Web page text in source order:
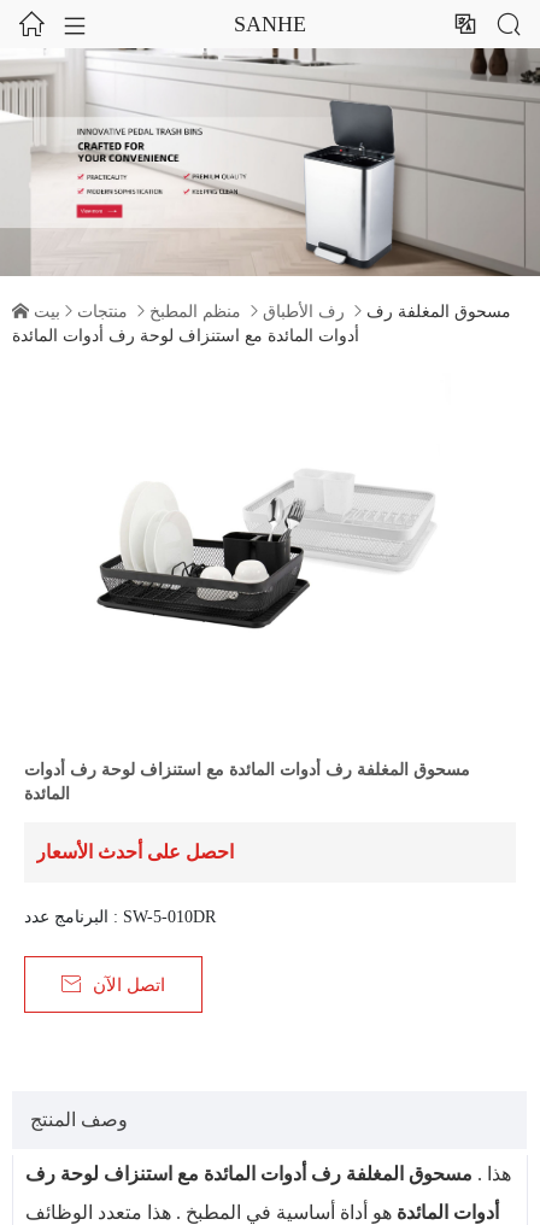
  SANHE  
 بيت  منتجات  منظم المطبخ  رف الأطباق  مسحوق المغلفة رف
أدوات المائدة مع استنزاف لوحة رف أدوات المائدة
مسحوق المغلفة رف أدوات المائدة مع استنزاف لوحة رف أدوات
المائدة
احصل على أحدث الأسعار
البرنامج عدد : SW-5-010DR
 اتصل الآن
وصف المنتج
هذا . مسحوق المغلفة رف أدوات المائدة مع استنزاف لوحة رف
أدوات المائدة هو أداة أساسية في المطبخ . هذا متعدد الوظائف